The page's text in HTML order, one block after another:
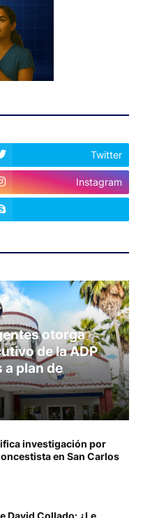
Twitter
Instagram
otorga
de la ADP
a plan de
investigación por
en San Carlos
David Collado: ¿Le